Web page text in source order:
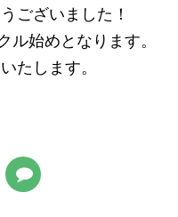
ございました！
ル始めとなります。
たします。